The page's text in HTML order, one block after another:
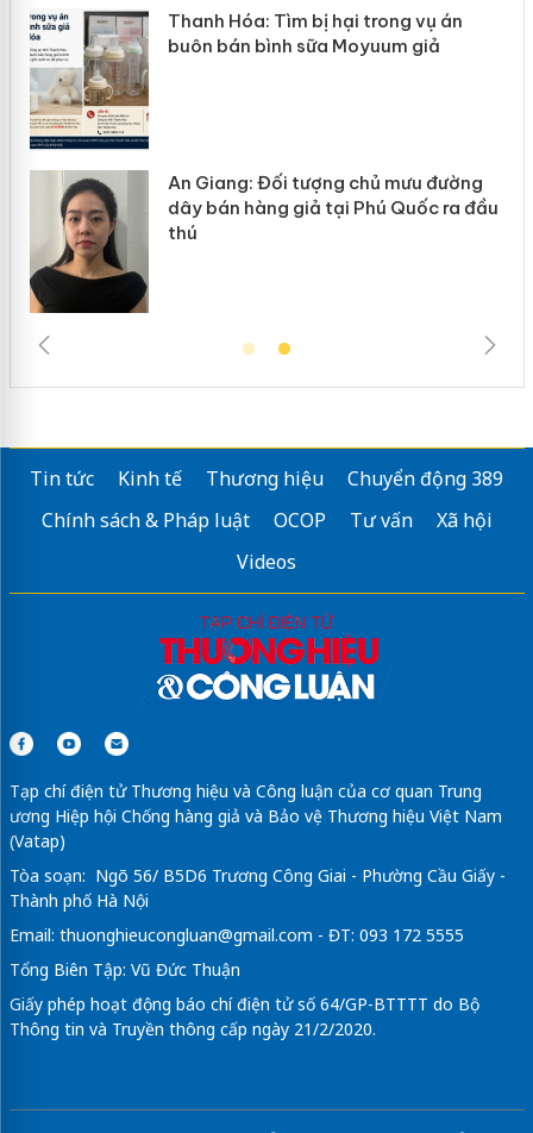
vụ án
giả
đường
Quốc ra đầu
Hưng Yên: Xử lý 6 hộ kinh
hàng giả mạo nhãn hiệu
Cà Mau: Tiêu hủy công khai
ngàn sản phẩm nhập lậu, bảo
Tin tức Kinh tế Thương hiệu
Chuyển động 389
Chính sách & Pháp luật
OCOP Tư vấn
Xã hội
Videos
Tạp chí điện tử Thương hiệu và Công luận của cơ quan Trung
ương Hiệp hội Chống hàng giả và Bảo vệ Thương hiệu Việt Nam
(Vatap)
Tòa soạn: Ngõ 56/ B5D6 Trương Công Giai - Phường Cầu Giấy -
Thành phố Hà Nội
Email: thuonghieucongluan@gmail.com - ĐT: 093 172 5555
Tổng Biên Tập: Vũ Đức Thuận
Giấy phép hoạt động báo chí điện tử số 64/GP-BTTTT do Bộ
Thông tin và Truyền thông cấp ngày 21/2/2020.